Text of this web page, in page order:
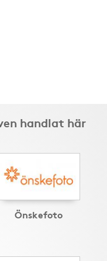
handlat här
Önskefoto